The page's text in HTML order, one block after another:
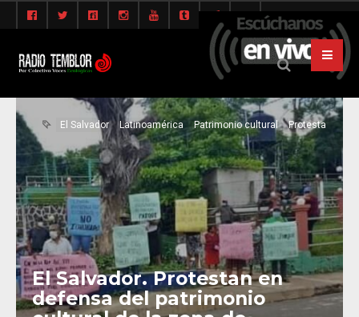
El Salvador Latinoamérica Patrimonio cultural Protesta
El Salvador. Protestan en
defensa del patrimonio